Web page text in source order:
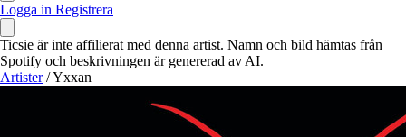
Logga in Registrera
Ticsie är inte affilierat med denna artist. Namn och bild hämtas från
Spotify och beskrivningen är genererad av AI.
Artister /Yxxan